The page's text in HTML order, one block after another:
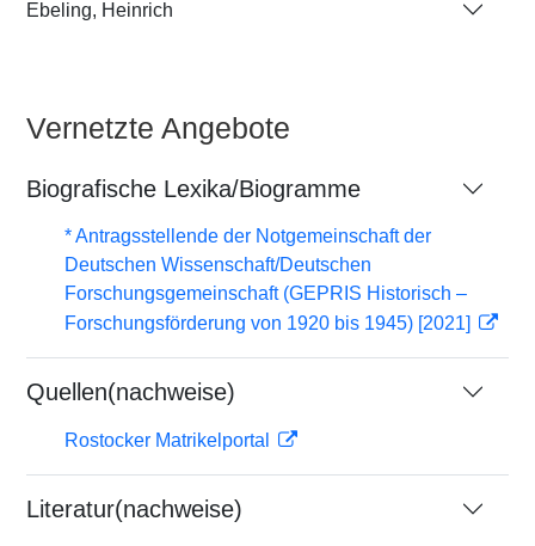
Ebeling, Heinrich
Vernetzte Angebote
Biografische Lexika/Biogramme
* Antragsstellende der Notgemeinschaft der
Deutschen Wissenschaft/Deutschen
Forschungsgemeinschaft (GEPRIS Historisch –
Forschungsförderung von 1920 bis 1945) [2021]
Quellen(nachweise)
Rostocker Matrikelportal
Literatur(nachweise)